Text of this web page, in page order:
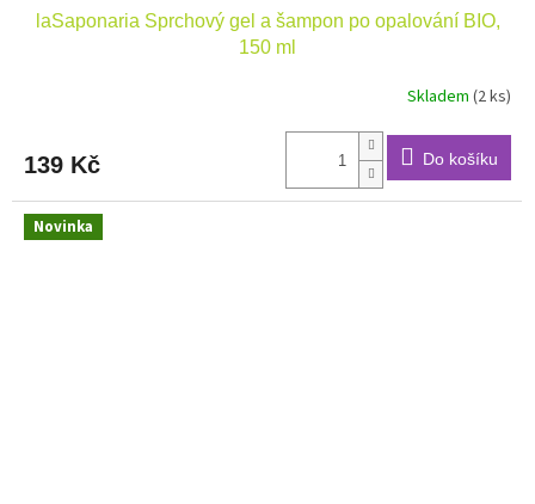
laSaponaria Sprchový gel a šampon po opalování BIO,
150 ml
Skladem (2 ks)
139 Kč Do košíku
Novinka